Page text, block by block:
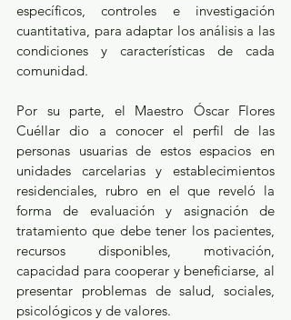
específicos, controles e investigación
cuantitativa, para adaptar los análisis a las
condiciones y características de cada
comunidad.
Por su parte, el Maestro Óscar Flores
Cuéllar dio a conocer el perfil de las
personas usuarias de estos espacios en
unidades carcelarias y establecimientos
residenciales, rubro en el que reveló la
forma de evaluación y asignación de
tratamiento que debe tener los pacientes,
recursos disponibles, motivación,
capacidad para cooperar y beneficiarse, al
presentar problemas de salud, sociales,
psicológicos y de valores.